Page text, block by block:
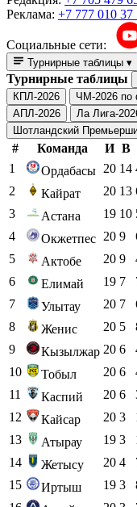
Реклама: +7 777 010 37
Социальные сети:
Турнирные таблицы ▾
Турнирные таблицы
КПЛ-2026
ЧМ-2026 по
АПЛ-2026
Ла Лига-
Шотландский
# Команда И В
1
Ордабасы 20 14
2
Кайрат 20 13
3
Астана 19 10
4
Окжетпес 20 9
5
Актобе 20 9
6
Елимай 19 7
7
Улытау 20 7
8
Женис 20 5
9
Кызылжар 20 6
10
Тобыл 20 6
11
Каспий 20 6
12
Кайсар 20 3
13
Атырау 19 3
14
Жетысу 20 4
15
Иртыш 19 3